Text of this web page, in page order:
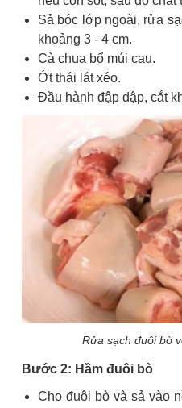
Sả bóc lớp ngoài, rửa
khoảng 3 - 4 cm.
Cà chua bổ múi cau.
Ớt thái lát xéo.
Đầu hành đập dập, cắt
Rửa sạch đuôi bò
Bước 2: Hầm đuôi bò
Cho đuôi bò và sả vào